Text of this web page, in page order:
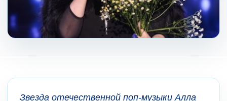
Звезда отечественной поп-музыки Алла